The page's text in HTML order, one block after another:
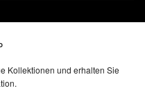
Kollektionen und erhalten Sie